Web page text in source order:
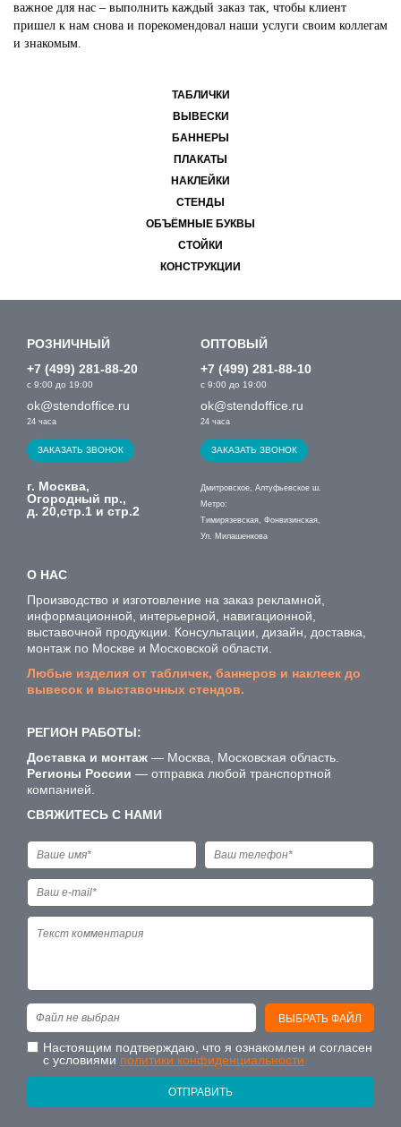
важное для нас – выполнить каждый заказ так, чтобы клиент
пришел к нам снова и порекомендовал наши услуги своим коллегам
и знакомым.
ТАБЛИЧКИ
ВЫВЕСКИ
БАННЕРЫ
ПЛАКАТЫ
НАКЛЕЙКИ
СТЕНДЫ
ОБЪЁМНЫЕ БУКВЫ
СТОЙКИ
КОНСТРУКЦИИ
РОЗНИЧНЫЙ
+7 (499) 281-88-20
с 9:00 до 19:00
ok@stendoffice.ru
24 часа
ЗАКАЗАТЬ ЗВОНОК
ОПТОВЫЙ
+7 (499) 281-88-10
с 9:00 до 19:00
ok@stendoffice.ru
24 часа
ЗАКАЗАТЬ ЗВОНОК
г. Москва,
Огородный пр.,
д. 20,стр.1 и стр.2
Дмитровское, Алтуфьевское ш.
Метро:
Тимирязевская, Фонвизинская,
Ул. Милашенкова
О НАС
Производство и изготовление на заказ рекламной,
информационной, интерьерной, навигационной,
выставочной продукции. Консультации, дизайн, доставка,
монтаж по Москве и Московской области.
Любые изделия от табличек, баннеров и наклеек до
вывесок и выставочных стендов.
РЕГИОН РАБОТЫ:
Доставка и монтаж — Москва, Московская область.
Регионы России — отправка любой транспортной
компанией.
СВЯЖИТЕСЬ С НАМИ
ВЫБРАТЬ ФАЙЛ
Файл не выбран
Настоящим подтверждаю, что я ознакомлен и согласен
с условиями политики конфиденциальности
ОТПРАВИТЬ